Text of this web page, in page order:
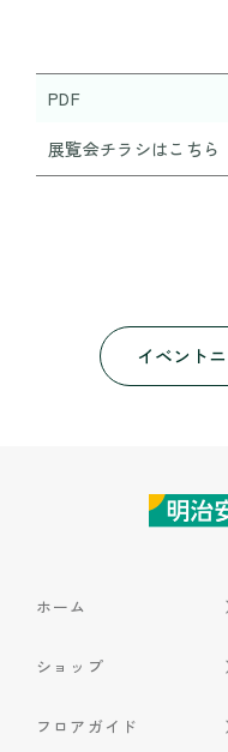
PDF
展覧会チラシはこちら
イベント
ホーム
ショップ
フロアガイド